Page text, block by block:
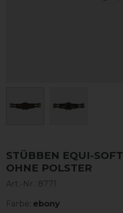
STÜBBEN EQUI-
OHNE POLSTER
Art.-Nr.: 8771
Farbe: ebony